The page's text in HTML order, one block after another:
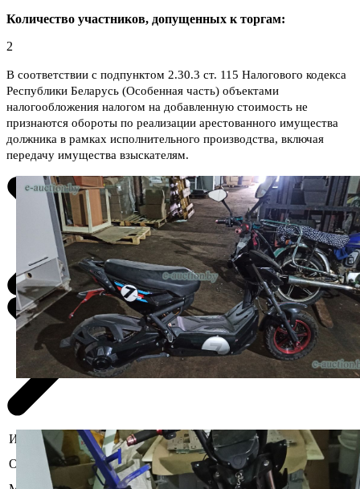
Количество участников, допущенных к торгам:
2
В соответствии с подпунктом 2.30.3 ст. 115 Налогового кодекса
Республики Беларусь (Особенная часть) объектами
налогообложения налогом на добавленную стоимость не
признаются обороты по реализации арестованного имущества
должника в рамках исполнительного производства, включая
передачу имущества взыскателям.
Информация о предмете торгов
Описание имущества
В хорошем состоянии. Без зарядного
устройства.